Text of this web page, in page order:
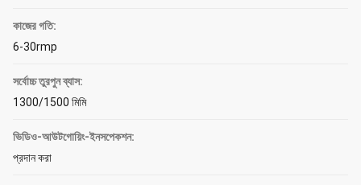
কাজের গতি:
6-30rmp
সর্বোচ্চ তুরপুন ব্যাস:
1300/1500 মিমি
ভিডিও-আউটগোয়িং-ইনসপেকশন:
প্রদান করা